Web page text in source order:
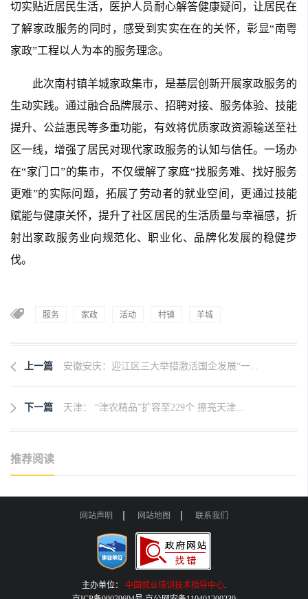
切实贴近居民生活，医护人员耐心解答健康疑问，让居民在
了解家政服务的同时，感受到实实在在的关怀，彰显“南粤
家政”工程以人为本的服务理念。
此次南村镇羊城家政集市，是基层创新开展家政服务的
生动实践。通过融合品牌展示、招聘对接、服务体验、技能
提升、公益惠民等多重功能，有效将优质家政资源输送至社
区一线，增强了居民对现代家政服务的认知与信任。一场办
在“家门口”的集市，不仅缓解了家庭“找服务难、找好服务
更难”的实际问题，拓展了劳动者的就业空间，更通过技能
赋能与健康关怀，提升了社区居民的生活质量与幸福感，折
射出家政服务业向规范化、职业化、品牌化发展的稳健步
伐。
服务 家政 活动 村镇 羊城
上一篇 安徽安庆：迎江区三大举措激活国企发展“一...
下一篇 天津： “津农精品”扩容至229个 擦亮天津...
推荐阅读
网站声明 网站地图 联系我们
主办单位： 中国就业培训技术指导中心.